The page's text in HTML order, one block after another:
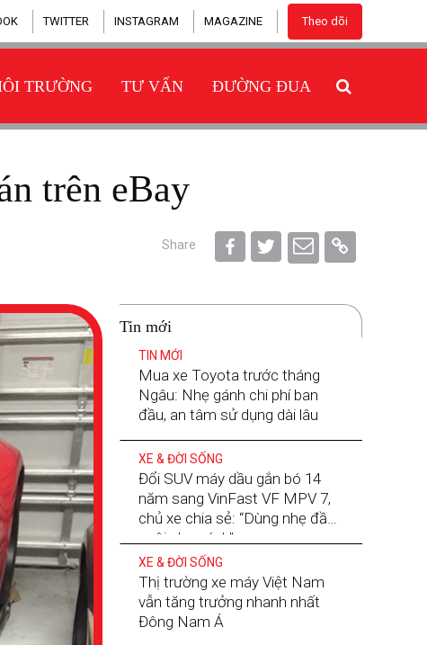
TWITTER INSTAGRAM MAGAZINE Theo dõi
TRƯỜNG TƯ VẤN ĐƯỜNG ĐUA
trên eBay
Share
Tin mới
TIN MỚI
Mua xe Toyota trước tháng
Ngâu: Nhẹ gánh chi phí ban
đầu, an tâm sử dụng dài lâu
XE & ĐỜI SỐNG
Đổi SUV máy dầu gắn bó 14
năm sang VinFast VF MPV 7,
chủ xe chia sẻ: “Dùng nhẹ đầu,
nuôi nhẹ gánh”
XE & ĐỜI SỐNG
Thị trường xe máy Việt Nam
vẫn tăng trưởng nhanh nhất
Đông Nam Á